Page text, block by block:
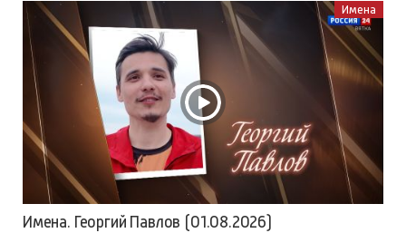
Имена
Имена. Георгий Павлов (01.08.2026)